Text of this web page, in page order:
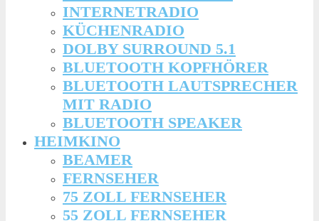
INTERNETRADIO
KÜCHENRADIO
DOLBY SURROUND 5.1
BLUETOOTH KOPFHÖRER
BLUETOOTH LAUTSPRECHER
MIT RADIO
BLUETOOTH SPEAKER
HEIMKINO
BEAMER
FERNSEHER
75 ZOLL FERNSEHER
55 ZOLL FERNSEHER